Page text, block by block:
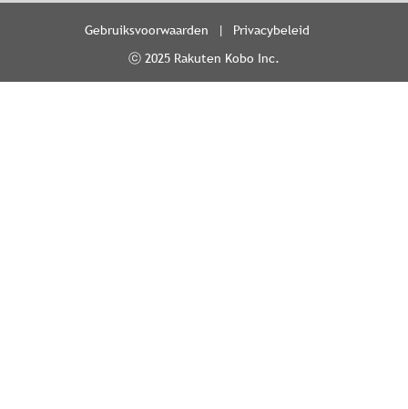
Gebruiksvoorwaarden
Privacybeleid
ⓒ 2025 Rakuten Kobo Inc.